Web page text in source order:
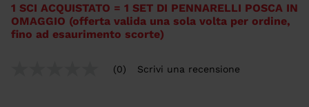
1 SCI ACQUISTATO = 1 SET DI PENNARELLI POSCA IN
OMAGGIO (offerta valida una sola volta per ordine,
fino ad esaurimento scorte)
(0) Scrivi una recensione